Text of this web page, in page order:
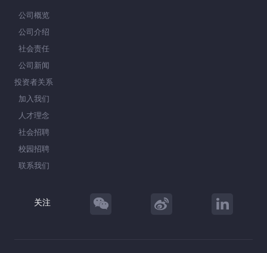
公司概览
公司介绍
社会责任
公司新闻
投资者关系
加入我们
人才理念
社会招聘
校园招聘
联系我们
关注